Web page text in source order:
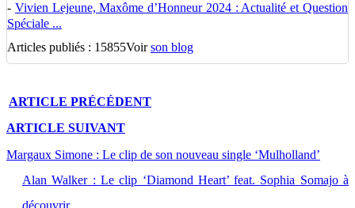
- Vivien Lejeune, Maxôme d’Honneur 2024 : Actualité et Question
Spéciale ...
Articles publiés : 15855Voirson blog
ARTICLE PRÉCÉDENT
ARTICLE SUIVANT
Margaux Simone : Le clip de son nouveau single ‘Mulholland’
Alan Walker : Le clip ‘Diamond Heart’ feat. Sophia Somajo à
découvrir